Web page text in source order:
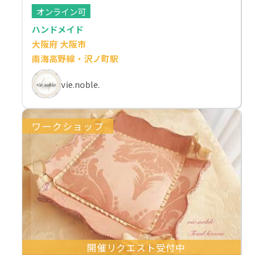
オンライン可
ハンドメイド
大阪府 大阪市
南海高野線・沢ノ町駅
vie.noble.
ワークショップ
開催リクエスト受付中